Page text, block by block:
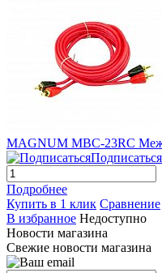
MAGNUM MBC-23RC
Подписаться
Подробнее
Купить в 1 клик Сравнение
В избранное Недоступно
Новости магазина
Свежие новости магазина